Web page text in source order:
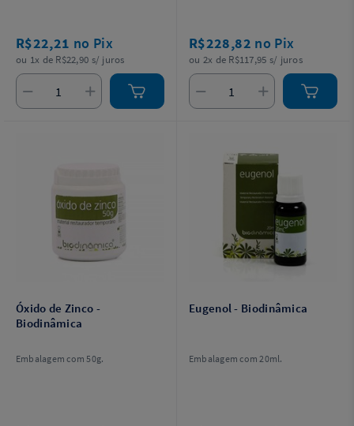
R$22,21 no Pix
ou 1x de R$22,90 s/ juros
R$228,82 no Pix
ou 2x de R$117,95 s/ juros
Óxido de Zinco -
Biodinâmica
Embalagem com 50g.
Eugenol - Biodinâmica
Embalagem com 20ml.